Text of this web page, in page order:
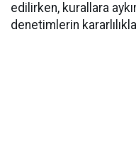
edilirken, kurallara
denetimlerin